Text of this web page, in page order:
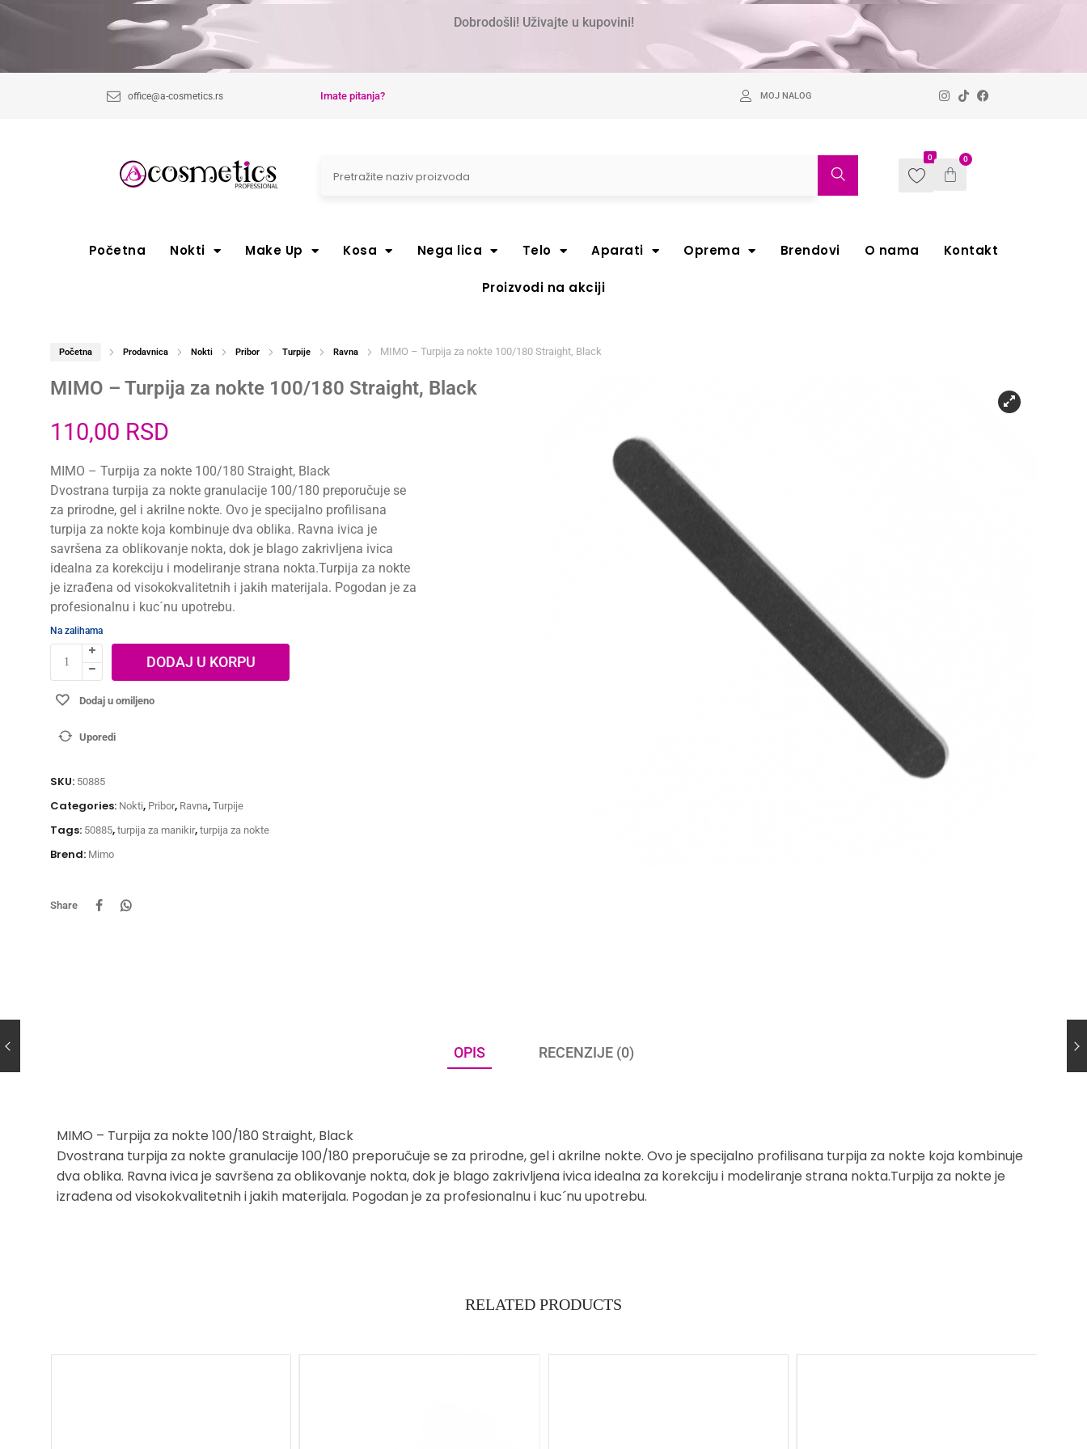
Dobrodošli! Uživajte u kupovini!
office@a-cosmetics.rs Imate pitanja? MOJ NALOG
0 0
Početna Nokti Make Up Kosa Nega lica Telo Aparati Oprema Brendovi O nama Kontakt
Proizvodi na akciji
Početna Prodavnica Nokti Pribor Turpije Ravna MIMO – Turpija za nokte 100/180 Straight, Black
MIMO – Turpija za nokte 100/180 Straight, Black
110,00 RSD
MIMO – Turpija za nokte 100/180 Straight, Black
Dvostrana turpija za nokte granulacije 100/180 preporučuje se
za prirodne, gel i akrilne nokte. Ovo je specijalno profilisana
turpija za nokte koja kombinuje dva oblika. Ravna ivica je
savršena za oblikovanje nokta, dok je blago zakrivljena ivica
idealna za korekciju i modeliranje strana nokta.Turpija za nokte
je izrađena od visokokvalitetnih i jakih materijala. Pogodan je za
profesionalnu i kuc´nu upotrebu.
Na zalihama
DODAJ U KORPU
Dodaj u omiljeno
Uporedi
SKU: 50885
Categories: Nokti, Pribor, Ravna, Turpije
Tags: 50885, turpija za manikir, turpija za nokte
Brend: Mimo
Share
OPIS RECENZIJE (0)
MIMO – Turpija za nokte 100/180 Straight, Black
Dvostrana turpija za nokte granulacije 100/180 preporučuje se za prirodne, gel i akrilne nokte. Ovo je specijalno profilisana turpija za nokte koja kombinuje
dva oblika. Ravna ivica je savršena za oblikovanje nokta, dok je blago zakrivljena ivica idealna za korekciju i modeliranje strana nokta.Turpija za nokte je
izrađena od visokokvalitetnih i jakih materijala. Pogodan je za profesionalnu i kuc´nu upotrebu.
RELATED PRODUCTS